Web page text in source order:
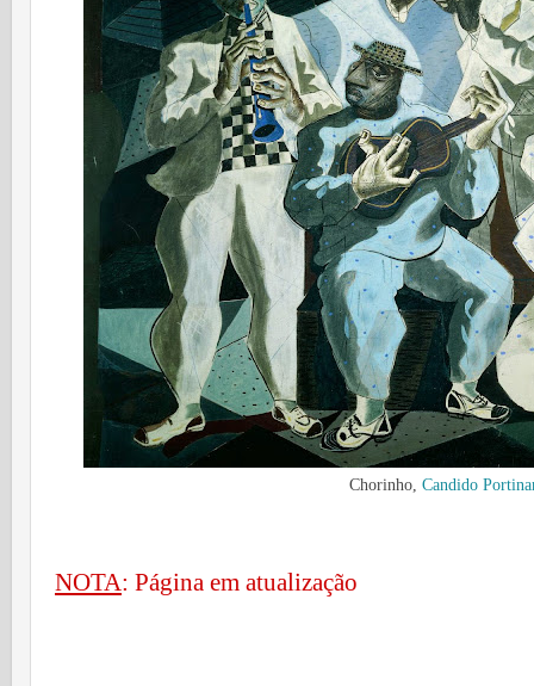
Chorinho, Candido
NOTA: Página em atualização